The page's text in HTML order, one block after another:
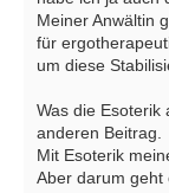
Meiner Anwältin
für
um diese
Was die Esoterik
anderen Beitrag.
Mit Esoterik
Aber darum geht